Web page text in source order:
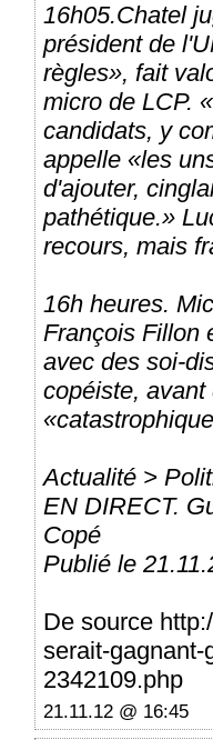
16h05.Chatel
président de
règles», fait
micro de LCP.
candidats, y
appelle «les
d'ajouter,
pathétique.»
recours, mais
16h heures.
François Fillon
avec des soi-
copéiste,
Actualité >
EN DIRECT.
Copé
Publié le
De source
serait-gagnant-
2342109.php
21.11.12 @ 16:45